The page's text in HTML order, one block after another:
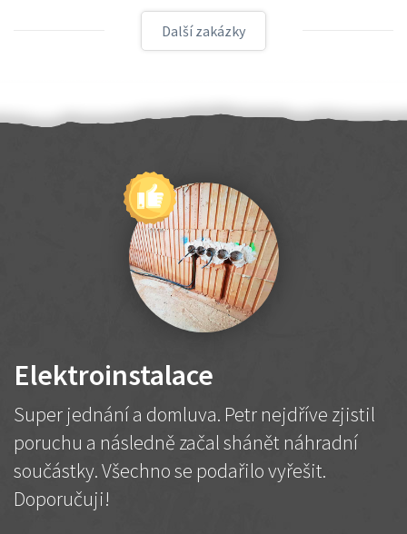
Další zakázky
Elektroinstalace
Super jednání a domluva. Petr nejdříve zjistil
poruchu a následně začal shánět náhradní
součástky. Všechno se podařilo vyřešit.
Doporučuji!